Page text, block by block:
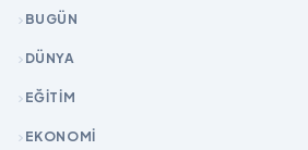
BUGÜN
DÜNYA
EĞİTİM
EKONOMİ